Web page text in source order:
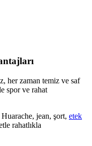
her zaman temiz ve saf
spor ve rahat
jean, şort, etek
rahatlıkla